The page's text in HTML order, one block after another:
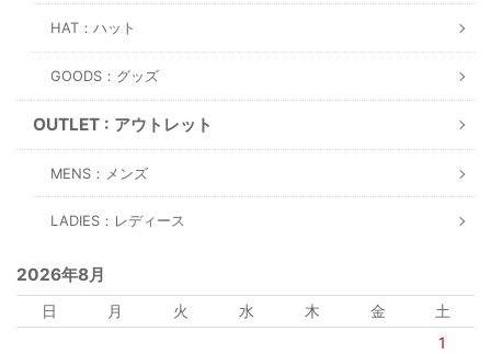
HAT：ハット
GOODS：グッズ
OUTLET : アウトレット
MENS：メンズ
LADIES：レディース
2026年8月
日 月 火 水 木 金
土
1